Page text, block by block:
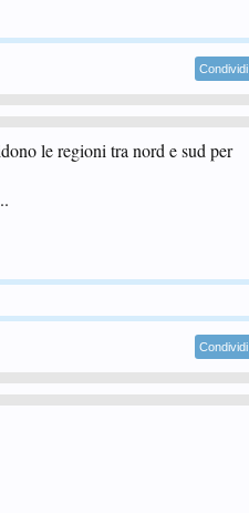
Condividi
le regioni tra nord e sud per
Condividi